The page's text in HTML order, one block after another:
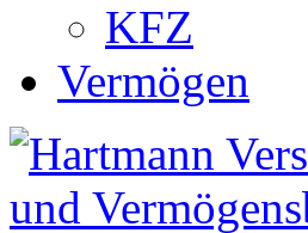
KFZ
Vermögen